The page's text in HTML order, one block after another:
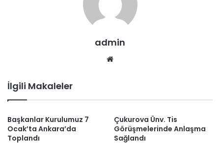
admin
İlgili Makaleler
Başkanlar Kurulumuz 7
Ocak’ta Ankara’da
Toplandı
Çukurova Ünv. Tis
Görüşmelerinde Anlaşma
Sağlandı